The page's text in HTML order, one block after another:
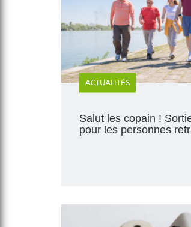
ACTUALITÉS
Salut les copain !
pour les personnes